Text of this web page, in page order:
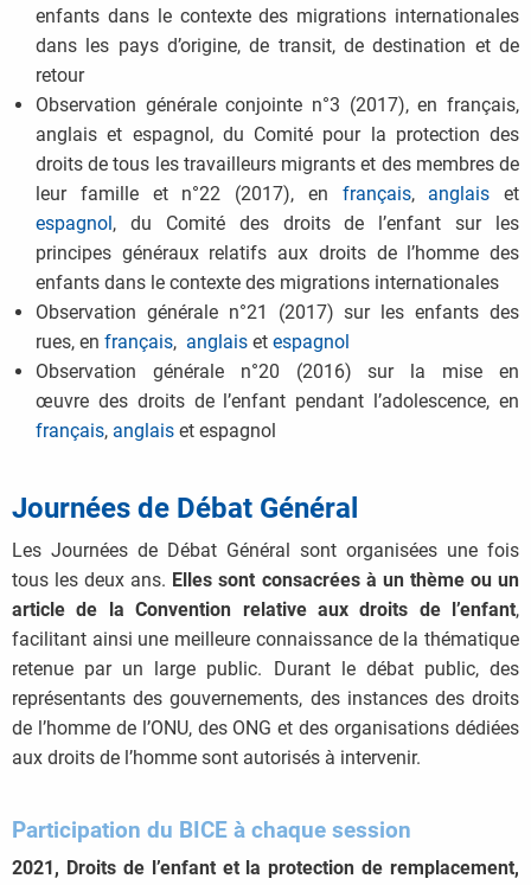
enfants dans le contexte des migrations internationales
dans les pays d’origine, de transit, de destination et de
retour
Observation générale conjointe n°3 (2017), en français,
anglais et espagnol, du Comité pour la protection des
droits de tous les travailleurs migrants et des membres de
leur famille et n°22 (2017), en français, anglais et
espagnol, du Comité des droits de l’enfant sur les
principes généraux relatifs aux droits de l’homme des
enfants dans le contexte des migrations internationales
Observation générale n°21 (2017) sur les enfants des
rues, en français, anglais et espagnol
Observation générale n°20 (2016) sur la mise en
œuvre des droits de l’enfant pendant l’adolescence, en
français, anglais et espagnol
Journées de Débat Général
Les Journées de Débat Général sont organisées une fois
tous les deux ans. Elles sont consacrées à un thème ou un
article de la Convention relative aux droits de l’enfant,
facilitant ainsi une meilleure connaissance de la thématique
retenue par un large public. Durant le débat public, des
représentants des gouvernements, des instances des droits
de l’homme de l’ONU, des ONG et des organisations dédiées
aux droits de l’homme sont autorisés à intervenir.
Participation du BICE à chaque session
2021, Droits de l’enfant et la protection de remplacement,